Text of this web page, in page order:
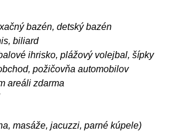
bazén, detský bazén
biliard
ihrisko, plážový volejbal, šípky
požičovňa automobilov
areáli zdarma
masáže, jacuzzi, parné kúpele)